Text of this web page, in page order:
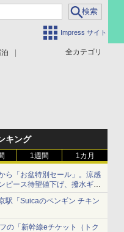
Impress サイト
全カテゴリ
キング
1週間 1カ月
ら「お盆特別セール」。涼感
ピース待望値下げ、撥水ギア
に
駅「Suicaのペンギン チキン
の「新幹線eチケット（トク